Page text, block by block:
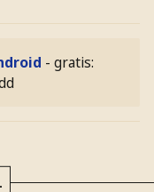
- gratis: